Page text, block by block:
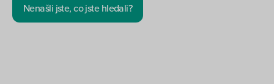
Nenašli jste, co jste hledali?